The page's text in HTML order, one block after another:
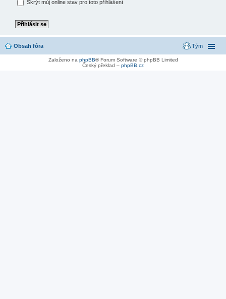
Skrýt můj online stav pro toto přihlášení
Obsah fóra Tým
Založeno na phpBB® Forum Software © phpBB Limited
Český překlad – phpBB.cz